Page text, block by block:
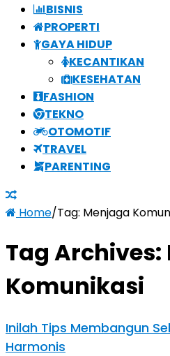
BISNIS
PROPERTI
GAYA HIDUP
KECANTIKAN
KESEHATAN
FASHION
TEKNO
OTOMOTIF
TRAVEL
PARENTING
Home/Tag: Menjaga
Tag Archives:
Komunikasi
Inilah Tips Membangun
Harmonis